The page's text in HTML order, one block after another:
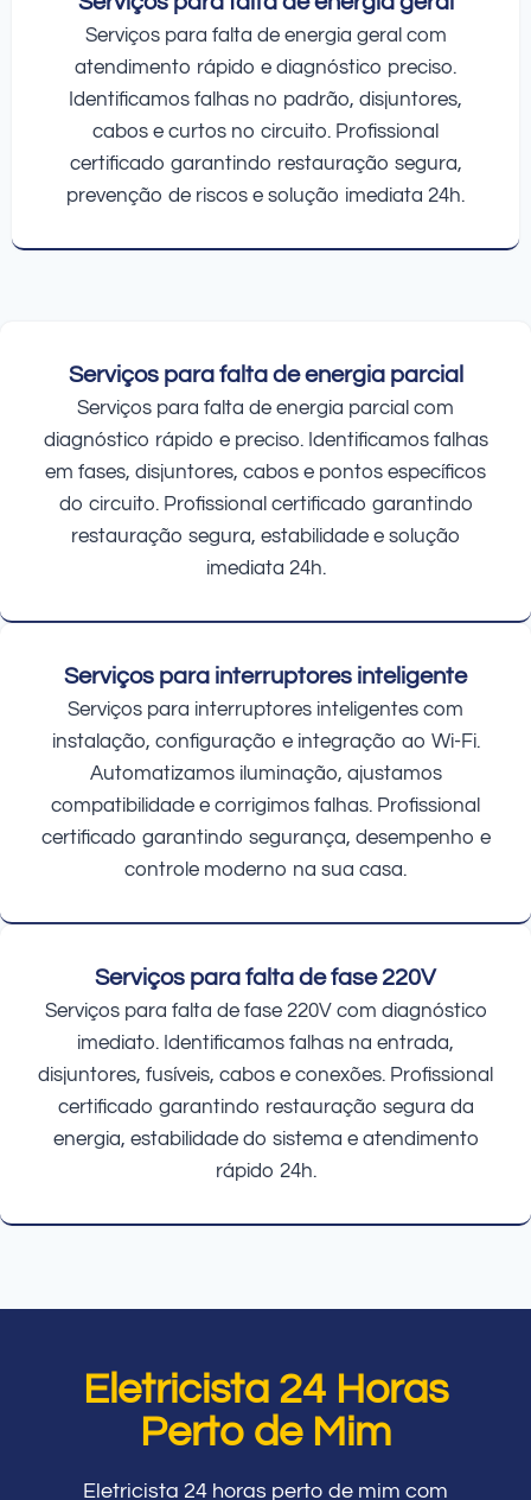
Serviços para falta de energia geral com
atendimento rápido e diagnóstico preciso.
Identificamos falhas no padrão, disjuntores,
cabos e curtos no circuito. Profissional
certificado garantindo restauração segura,
prevenção de riscos e solução imediata 24h.
Serviços para falta de energia parcial
Serviços para falta de energia parcial com
diagnóstico rápido e preciso. Identificamos falhas
em fases, disjuntores, cabos e pontos específicos
do circuito. Profissional certificado garantindo
restauração segura, estabilidade e solução
imediata 24h.
Serviços para interruptores inteligente
Serviços para interruptores inteligentes com
instalação, configuração e integração ao Wi-Fi.
Automatizamos iluminação, ajustamos
compatibilidade e corrigimos falhas. Profissional
certificado garantindo segurança, desempenho e
controle moderno na sua casa.
Serviços para falta de fase 220V
Serviços para falta de fase 220V com diagnóstico
imediato. Identificamos falhas na entrada,
disjuntores, fusíveis, cabos e conexões. Profissional
certificado garantindo restauração segura da
energia, estabilidade do sistema e atendimento
rápido 24h.
Eletricista 24 Horas
Perto de Mim
Eletricista 24 horas perto de mim com